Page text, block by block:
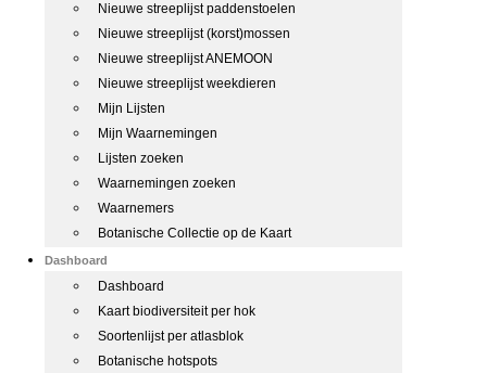
Nieuwe streeplijst paddenstoelen
Nieuwe streeplijst (korst)mossen
Nieuwe streeplijst ANEMOON
Nieuwe streeplijst weekdieren
Mijn Lijsten
Mijn Waarnemingen
Lijsten zoeken
Waarnemingen zoeken
Waarnemers
Botanische Collectie op de Kaart
Dashboard
Dashboard
Kaart biodiversiteit per hok
Soortenlijst per atlasblok
Botanische hotspots